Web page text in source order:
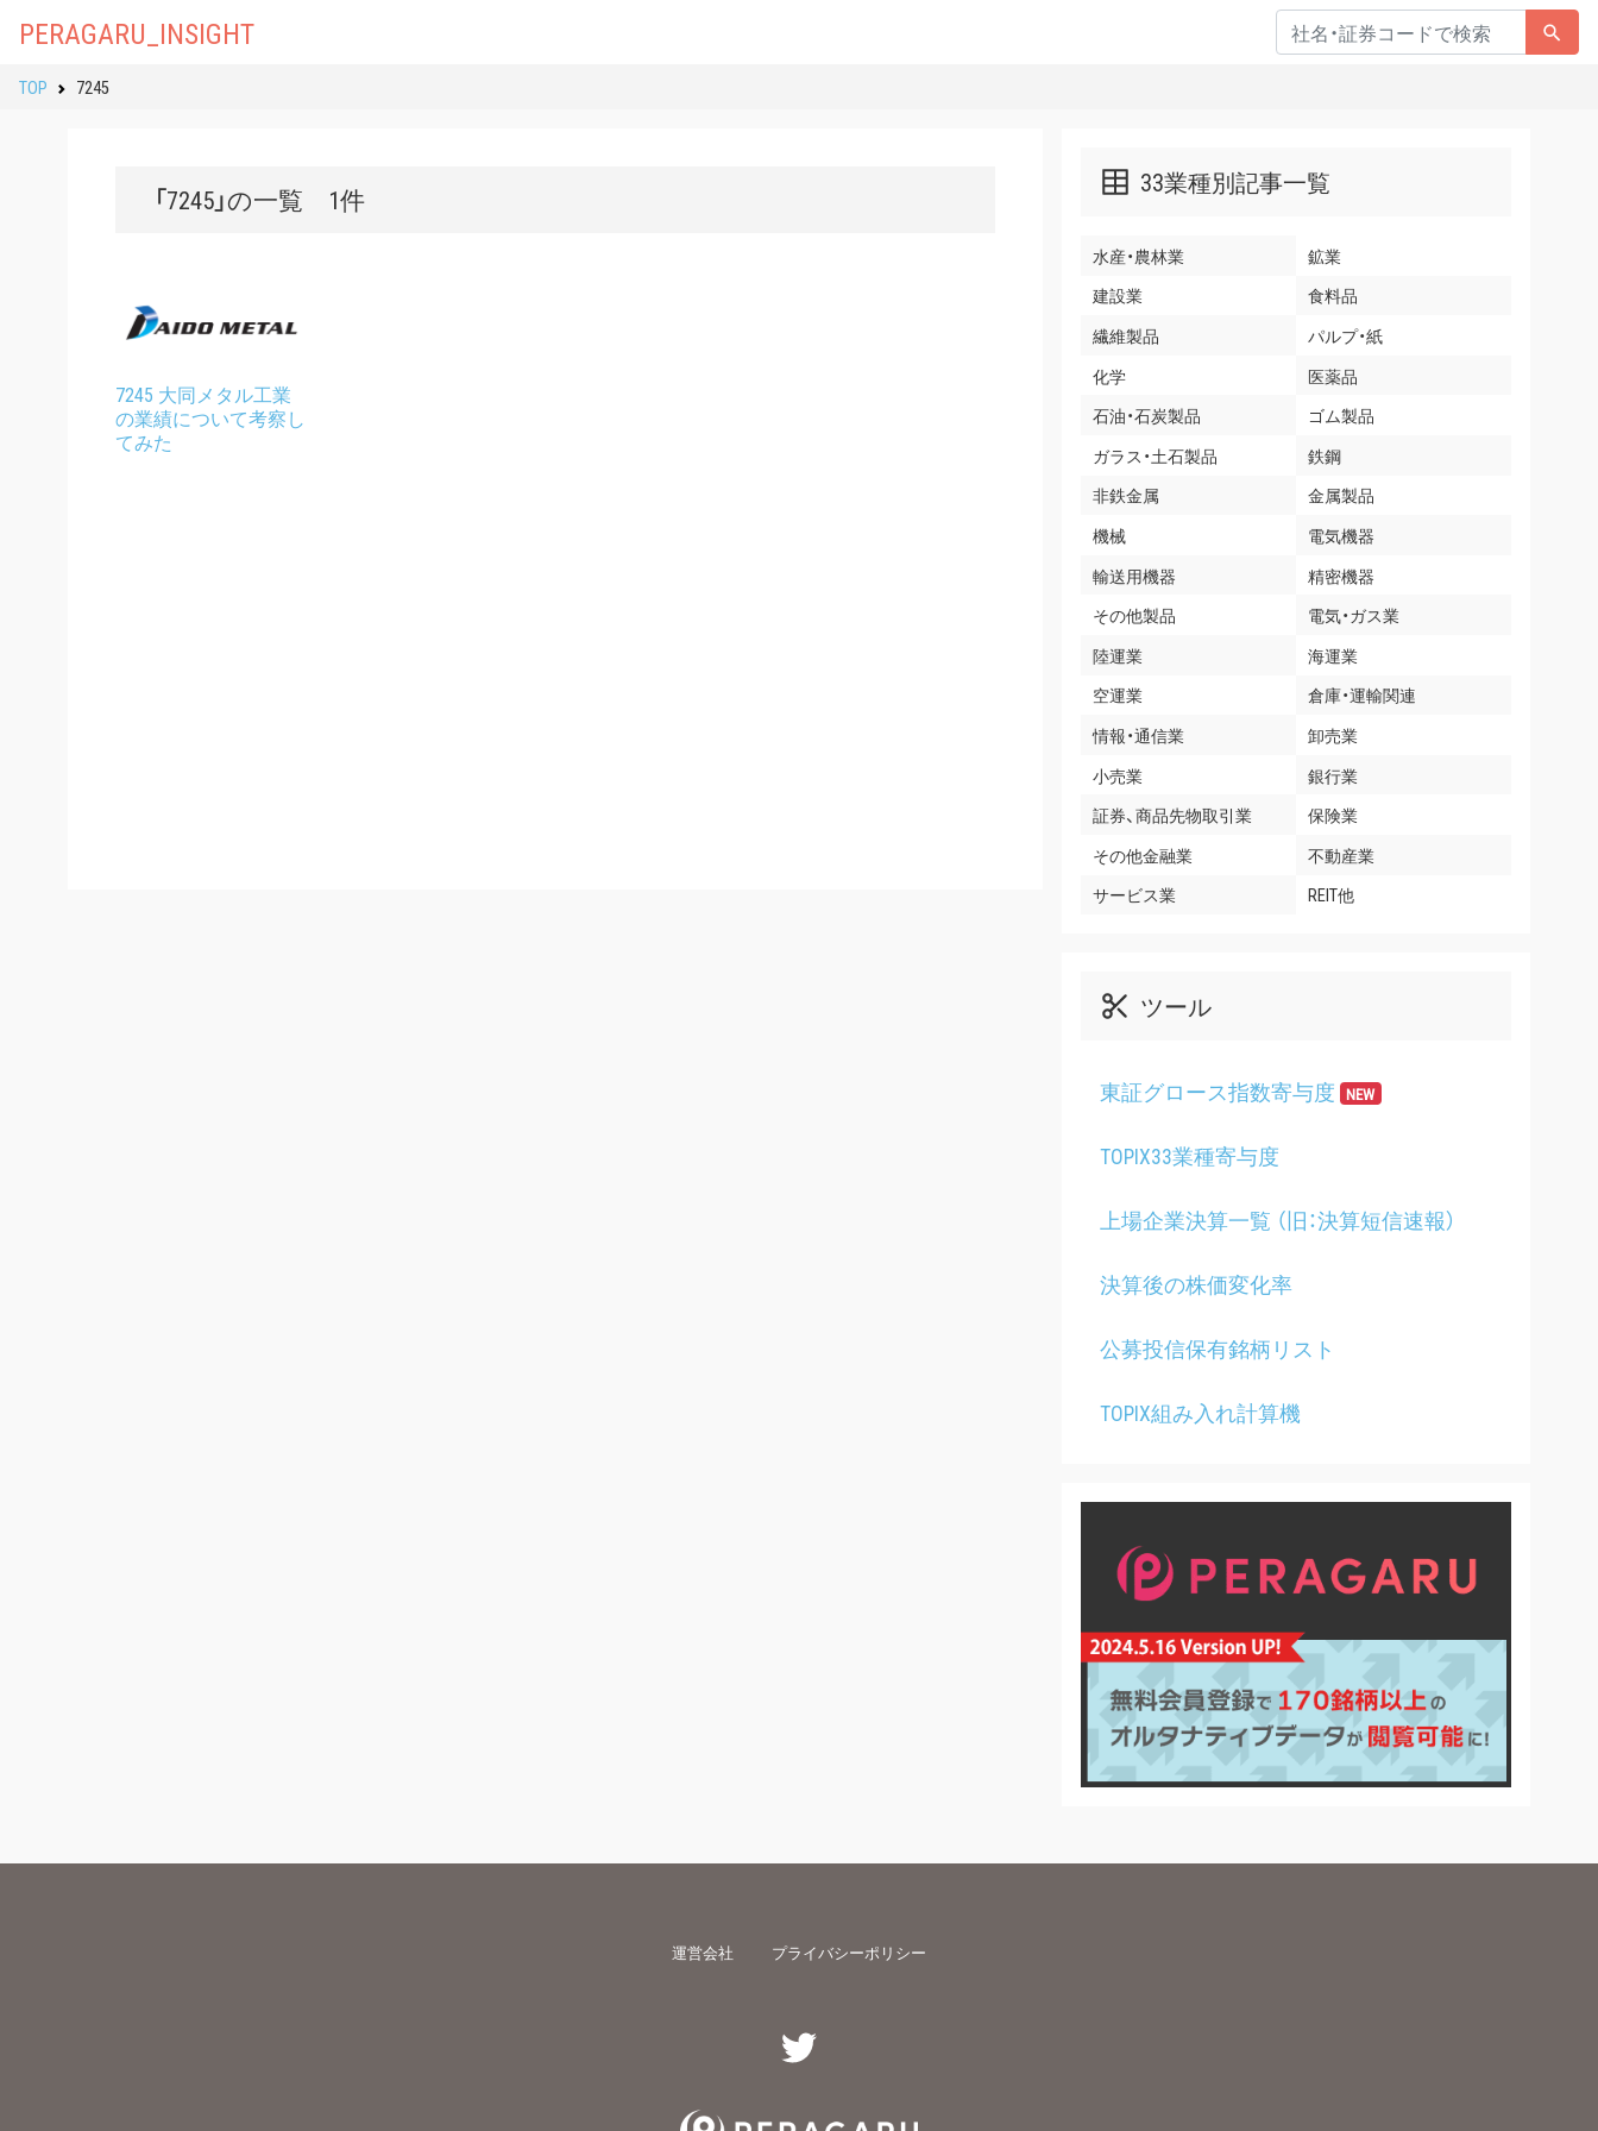
PERAGARU_INSIGHT
TOP 7245
「7245」の一覧 1件
7245 大同メタル工業
の業績について考察し
てみた
33業種別記事一覧
水産・農林業
鉱業
建設業
食料品
繊維製品
パルプ・紙
化学
医薬品
石油・石炭製品
ゴム製品
ガラス・土石製品
鉄鋼
非鉄金属
金属製品
機械
電気機器
輸送用機器
精密機器
その他製品
電気・ガス業
陸運業
海運業
空運業
倉庫・運輸関連
情報・通信業
卸売業
小売業
銀行業
証券、商品先物取引業
保険業
その他金融業
不動産業
サービス業
REIT他
ツール
東証グロース指数寄与度 NEW
TOPIX33業種寄与度
上場企業決算一覧 （旧：決算短信速報）
決算後の株価変化率
公募投信保有銘柄リスト
TOPIX組み入れ計算機
運営会社 プライバシーポリシー